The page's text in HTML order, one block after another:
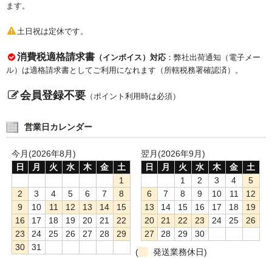
ます。
土日祝は定休です。
消費税適格請求書 （インボイス）対応 ：弊社出荷通知（電子メー
ル）は適格請求書としてご利用になれます（所轄税務署確認済）。
会員登録不要 （ポイント利用時は必須）
営業日カレンダー
今月(2026年8月)
日
月 火 水 木 金
土
1
2
3 4 5 6 7
8
9
10 11 12 13 14
15
16
17 18 19 20 21
22
23
24 25 26 27 28
29
30
31
翌月(2026年9月)
日
月 火 水 木 金
土
1
2 3 4
5
6
7 8 9 10 11
12
13
14 15 16 17 18
19
20
21 22 23 24 25
26
27
28 29
30
(
発送業務休日)